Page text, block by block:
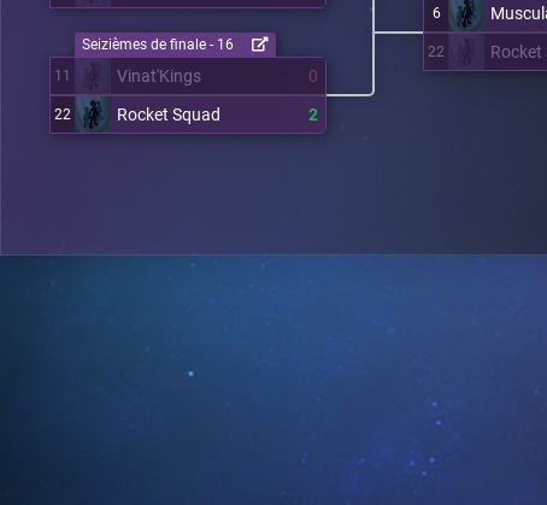
11 Vinat'Kings 0
22 Rocket Squad 2
Seizièmes de finale - 16
6
22 Rocket